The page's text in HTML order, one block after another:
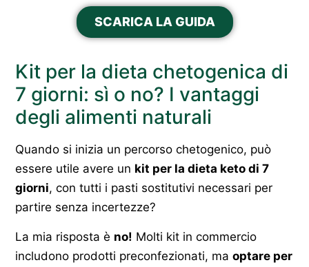
SCARICA LA GUIDA
Kit per la dieta chetogenica di
7 giorni: sì o no? I vantaggi
degli alimenti naturali
Quando si inizia un percorso chetogenico, può
essere utile avere un kit per la dieta keto di 7
giorni, con tutti i pasti sostitutivi necessari per
partire senza incertezze?
La mia risposta è no! Molti kit in commercio
includono prodotti preconfezionati, ma optare per